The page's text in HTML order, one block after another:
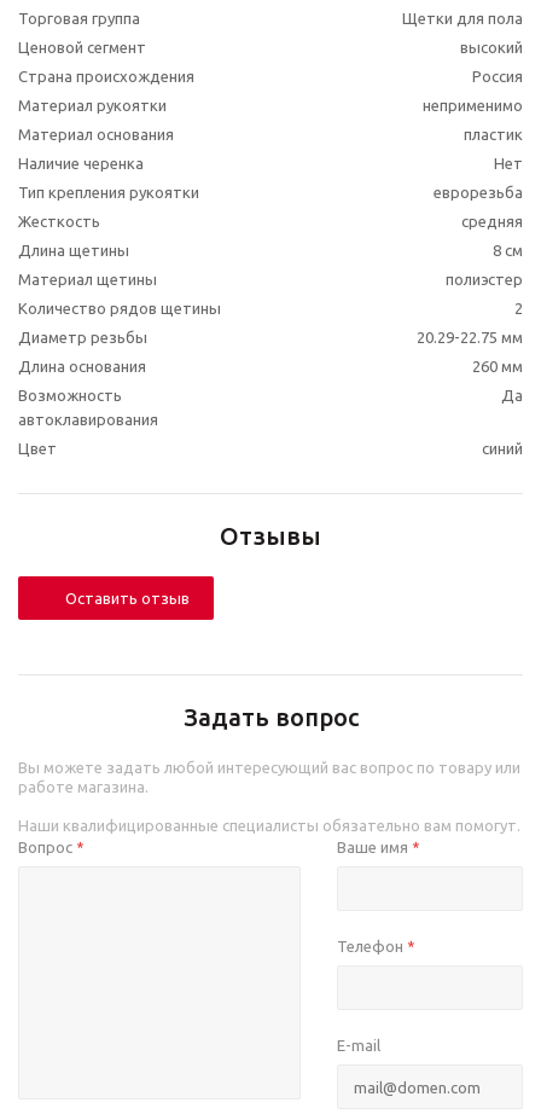
Торговая группа
Щетки для пола
Ценовой сегмент
высокий
Страна происхождения
Россия
Материал рукоятки
неприменимо
Материал основания
пластик
Наличие черенка
Нет
Тип крепления рукоятки
еврорезьба
Жесткость
средняя
Длина щетины
8 см
Материал щетины
полиэстер
Количество рядов щетины
2
Диаметр резьбы
20.29-22.75 мм
Длина основания
260 мм
Возможность
автоклавирования
Да
Цвет синий
Отзывы
Оставить отзыв
Задать вопрос
Вы можете задать любой интересующий вас вопрос по товару или
работе магазина.
Наши квалифицированные специалисты обязательно вам помогут.
Вопрос * Ваше имя *
Телефон *
E-mail